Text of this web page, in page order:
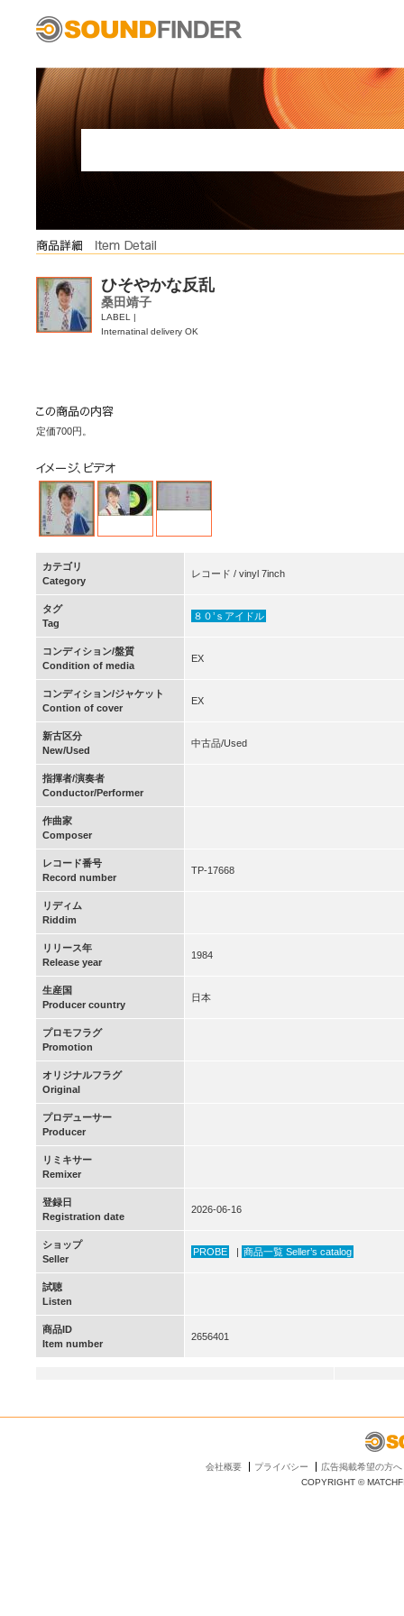
ひそやかな反乱
桑田靖子
LABEL |
Internatinal delivery OK
定価700円。
カテゴリ
Category
レコード / vinyl 7inch
タグ
Tag
８０’ｓアイドル
コンディション/盤質
Condition of media
EX
コンディション/ジャケット
Contion of cover
EX
新古区分
New/Used
中古品/Used
指揮者/演奏者
Conductor/Performer
作曲家
Composer
レコード番号
Record number
TP-17668
リディム
Riddim
リリース年
Release year
1984
生産国
Producer country
日本
プロモフラグ
Promotion
オリジナルフラグ
Original
プロデューサー
Producer
リミキサー
Remixer
登録日
Registration date
2026-06-16
ショップ
Seller
PROBE | 商品一覧 Seller’s catalog
試聴
Listen
商品ID
Item number
2656401
会社概要 プライバシー
広告掲載希望の方へ
COPYRIGHT ©